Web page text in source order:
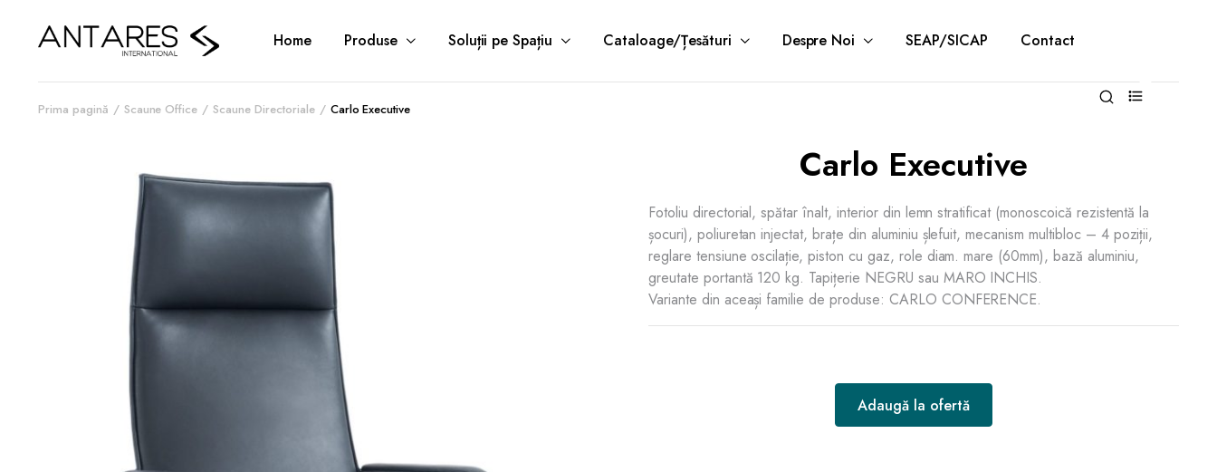
Home Produse Soluții pe Spațiu Cataloage/Țesături Despre Noi SEAP/SICAP Contact
Prima pagină Scaune Office Scaune Directoriale Carlo Executive
Carlo Executive
Fotoliu directorial, spătar înalt, interior din lemn stratificat (monoscoică rezistentă la
șocuri), poliuretan injectat, brațe din aluminiu șlefuit, mecanism multibloc – 4 poziții,
reglare tensiune oscilație, piston cu gaz, role diam. mare (60mm), bază aluminiu,
greutate portantă 120 kg. Tapițerie NEGRU sau MARO INCHIS.
Variante din aceași familie de produse: CARLO CONFERENCE.
Adaugă la ofertă